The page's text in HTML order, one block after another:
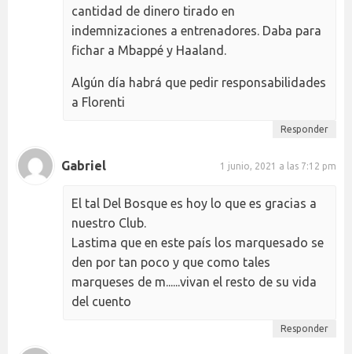
cantidad de dinero tirado en
indemnizaciones a entrenadores. Daba para
fichar a Mbappé y Haaland.
Algún día habrá que pedir responsabilidades
a Florenti
Responder
Gabriel 1 junio, 2021 a las 7:12 pm
El tal Del Bosque es hoy lo que es gracias a
nuestro Club.
Lastima que en este país los marquesado se
den por tan poco y que como tales
marqueses de m......vivan el resto de su vida
del cuento
Responder